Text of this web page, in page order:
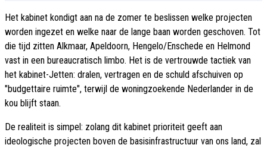
Het kabinet kondigt aan na de zomer te beslissen welke projecten
worden ingezet en welke naar de lange baan worden geschoven. Tot
die tijd zitten Alkmaar, Apeldoorn, Hengelo/Enschede en Helmond
vast in een bureaucratisch limbo. Het is de vertrouwde tactiek van
het kabinet-Jetten: dralen, vertragen en de schuld afschuiven op
"budgettaire ruimte", terwijl de woningzoekende Nederlander in de
kou blijft staan.
De realiteit is simpel: zolang dit kabinet prioriteit geeft aan
ideologische projecten boven de basisinfrastructuur van ons land, zal